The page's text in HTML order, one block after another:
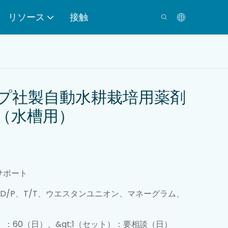
リソース 接触
社製自動水耕栽培用薬剤
槽用）
ート
P、T/T、ウエスタンユニオン、マネーグラム、
：60（日）、&gt;1（セット）：要相談（日）
粉末供給システム